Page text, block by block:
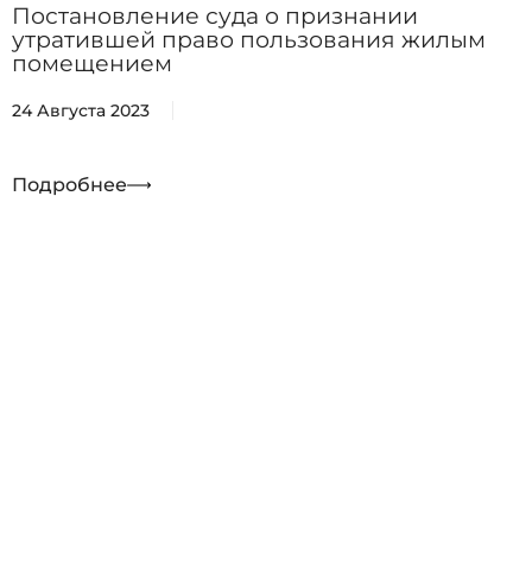
Постановление суда о признании
утратившей право пользования жилым
помещением
24 Августа 2023
Подробнее